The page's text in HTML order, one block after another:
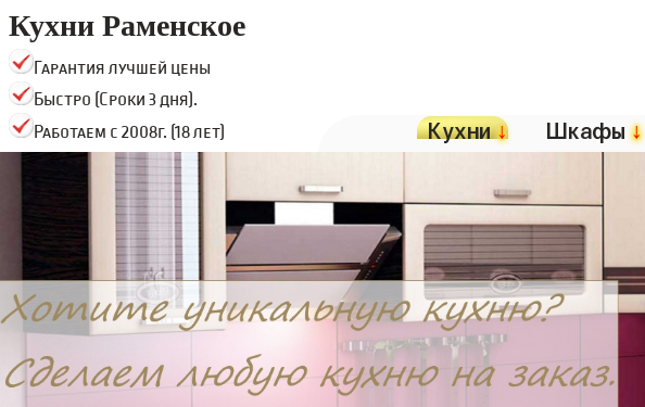
Кухни Раменское
Гарантия лучшей цены
Быстро (Сроки 3 дня).
Работаем с 2008г. (18 лет)
Кухни↓ Шкафы↓